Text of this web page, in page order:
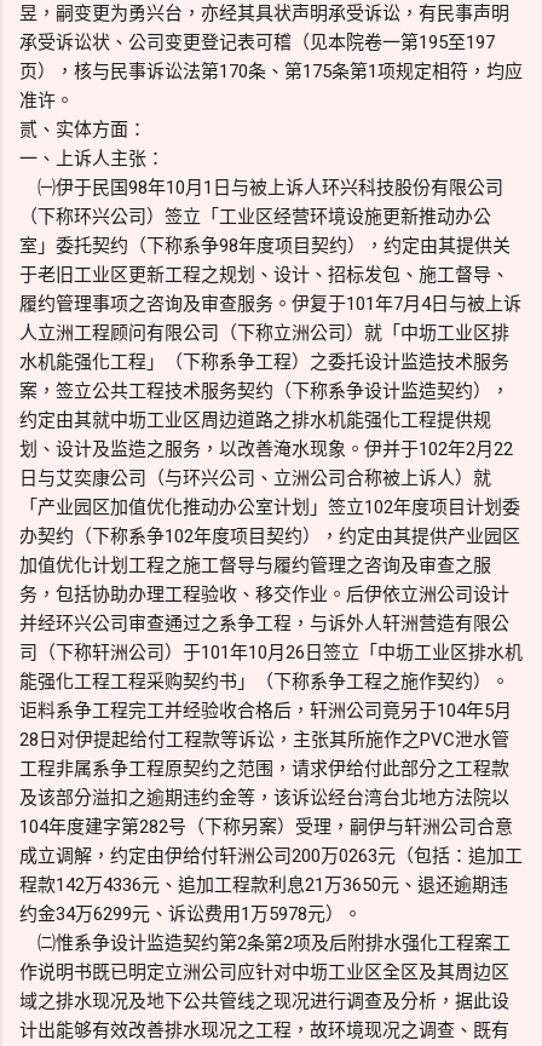
昱，嗣变更为勇兴台，亦经其具状声明承受诉讼，有民事声明
承受诉讼状、公司变更登记表可稽（见本院卷一第195至197
页），核与民事诉讼法第170条、第175条第1项规定相符，均应
准许。
贰、实体方面：
一、上诉人主张：
㈠伊于民国98年10月1日与被上诉人环兴科技股份有限公司
（下称环兴公司）签立「工业区经营环境设施更新推动办公
室」委托契约（下称系争98年度项目契约），约定由其提供关
于老旧工业区更新工程之规划、设计、招标发包、施工督导、
履约管理事项之咨询及审查服务。伊复于101年7月4日与被上诉
人立洲工程顾问有限公司（下称立洲公司）就「中坜工业区排
水机能强化工程」（下称系争工程）之委托设计监造技术服务
案，签立公共工程技术服务契约（下称系争设计监造契约），
约定由其就中坜工业区周边道路之排水机能强化工程提供规
划、设计及监造之服务，以改善淹水现象。伊并于102年2月22
日与艾奕康公司（与环兴公司、立洲公司合称被上诉人）就
「产业园区加值优化推动办公室计划」签立102年度项目计划委
办契约（下称系争102年度项目契约），约定由其提供产业园区
加值优化计划工程之施工督导与履约管理之咨询及审查之服
务，包括协助办理工程验收、移交作业。后伊依立洲公司设计
并经环兴公司审查通过之系争工程，与诉外人轩洲营造有限公
司（下称轩洲公司）于101年10月26日签立「中坜工业区排水机
能强化工程工程采购契约书」（下称系争工程之施作契约）。
讵料系争工程完工并经验收合格后，轩洲公司竟另于104年5月
28日对伊提起给付工程款等诉讼，主张其所施作之PVC泄水管
工程非属系争工程原契约之范围，请求伊给付此部分之工程款
及该部分溢扣之逾期违约金等，该诉讼经台湾台北地方法院以
104年度建字第282号（下称另案）受理，嗣伊与轩洲公司合意
成立调解，约定由伊给付轩洲公司200万0263元（包括：追加工
程款142万4336元、追加工程款利息21万3650元、退还逾期违
约金34万6299元、诉讼费用1万5978元）。
㈡惟系争设计监造契约第2条第2项及后附排水强化工程案工
作说明书既已明定立洲公司应针对中坜工业区全区及其周边区
域之排水现况及地下公共管线之现况进行调查及分析，据此设
计出能够有效改善排水现况之工程，故环境现况之调查、既有